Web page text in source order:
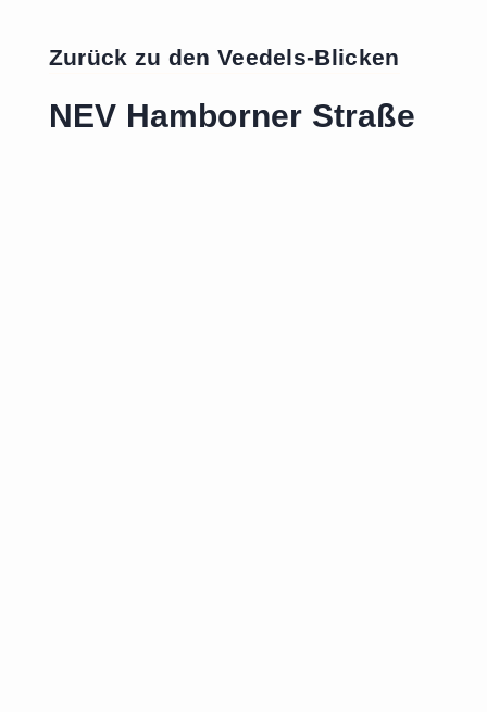
Zurück zu den Veedels-Blicken
NEV Hamborner Straße